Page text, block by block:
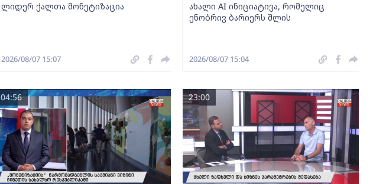
ლიდერ ქალთა მონეტიზაცია
2026/08/07 15:07
ახალი AI ინიციატივა, რომელიც
ენობრივ ბარიერს შლის
2026/08/07 15:04
04:56 23:00